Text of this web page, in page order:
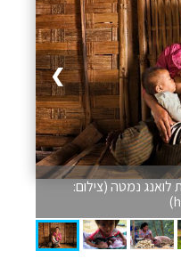
❯
נמטה (צילום: